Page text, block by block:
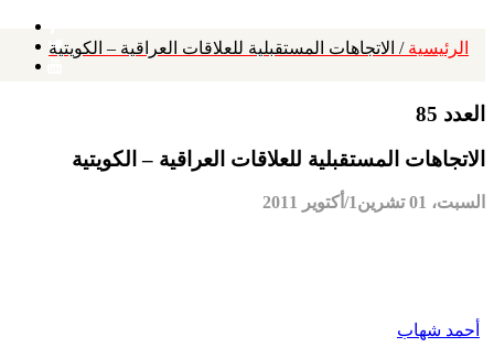
الرئيسية / الاتجاهات المستقبلية للعلاقات العراقية – الكويتية
العدد 85
الاتجاهات المستقبلية للعلاقات العراقية – الكويتية
السبت، 01 تشرين1/أكتوير 2011
أحمد شهاب